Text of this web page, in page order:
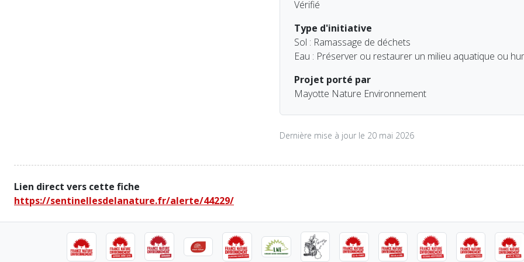
Vérifié
Type d'initiative
Sol : Ramassage de déchets
Eau : Préserver ou restaurer un milieu aquatique ou
Projet porté par
Mayotte Nature Environnement
Dernière mise à jour le 20 mai 2026
Lien direct vers cette fiche
https://sentinellesdelanature.fr/alerte/44229/